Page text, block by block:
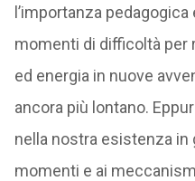
l’importanza
momenti di difficoltà per
ed energia in nuove
ancora più lontano.
nella nostra esistenza in
momenti e ai